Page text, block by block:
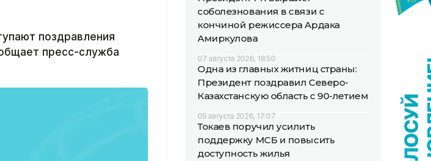
поздравления
пресс-служба
соболезнования в связи с
кончиной режиссера Ардака
Амиркулова
07 августа 2026, 18:50
Одна из главных житниц страны:
Президент поздравил Северо-
Казахстанскую область с 90-летием
05 августа 2026, 17:07
Токаев поручил усилить
поддержку МСБ и повысить
доступность жилья